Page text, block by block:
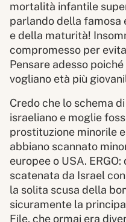
mortalità infantile
parlando della famosa
e della maturità!
compromesso per
Pensare adesso
vogliano età più
Credo che lo schema
israeliano e moglie
prostituzione minorile
abbiano scannato
europee o USA.
scatenata da Israel
la solita scusa della
sicuramente la
File, che ormai era